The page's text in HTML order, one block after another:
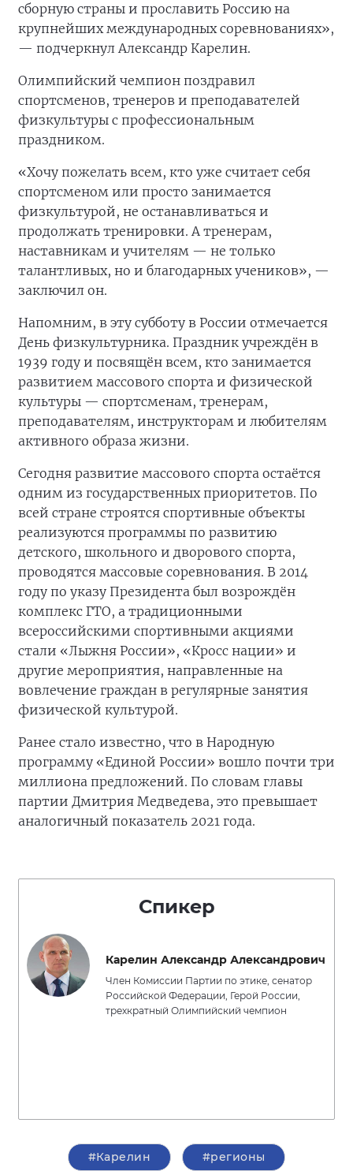
сборную страны и прославить Россию на
крупнейших международных соревнованиях»,
— подчеркнул Александр Карелин.
Олимпийский чемпион поздравил
спортсменов, тренеров и преподавателей
физкультуры с профессиональным
праздником.
«Хочу пожелать всем, кто уже считает себя
спортсменом или просто занимается
физкультурой, не останавливаться и
продолжать тренировки. А тренерам,
наставникам и учителям — не только
талантливых, но и благодарных учеников», —
заключил он.
Напомним, в эту субботу в России отмечается
День физкультурника. Праздник учреждён в
1939 году и посвящён всем, кто занимается
развитием массового спорта и физической
культуры — спортсменам, тренерам,
преподавателям, инструкторам и любителям
активного образа жизни.
Сегодня развитие массового спорта остаётся
одним из государственных приоритетов. По
всей стране строятся спортивные объекты
реализуются программы по развитию
детского, школьного и дворового спорта,
проводятся массовые соревнования. В 2014
году по указу Президента был возрождён
комплекс ГТО, а традиционными
всероссийскими спортивными акциями
стали «Лыжня России», «Кросс нации» и
другие мероприятия, направленные на
вовлечение граждан в регулярные занятия
физической культурой.
Ранее стало известно, что в Народную
программу «Единой России» вошло почти три
миллиона предложений. По словам главы
партии Дмитрия Медведева, это превышает
аналогичный показатель 2021 года.
Спикер
Карелин Александр Александрович
Член Комиссии Партии по этике, сенатор
Российской Федерации, Герой России,
трехкратный Олимпийский чемпион
#Карелин #регионы